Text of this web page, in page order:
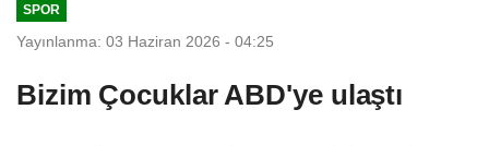
SPOR
Yayınlanma: 03 Haziran 2026 - 04:25
Bizim Çocuklar ABD'ye ulaştı